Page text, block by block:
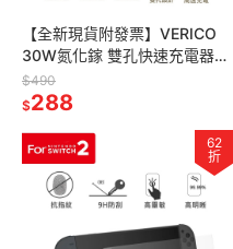
【全新現貨附發票】VERICO
30W氮化鎵 雙孔快速充電器
(符合PD/QC快充規範) RLC-
537TW
$490
$288
62
折